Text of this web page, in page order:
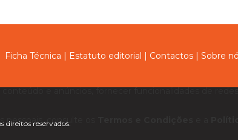
Ficha Técnica | Estatuto editorial | Contactos | Sobre
direitos reservados.
e anúncios, fornecer funcionalidades de
pessoais, consulte os